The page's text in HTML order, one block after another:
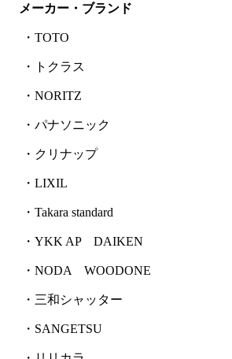
メーカー・ブランド
・TOTO
・トクラス
・NORITZ
・パナソニック
・クリナップ
・LIXIL
・Takara standard
・YKK AP DAIKEN
・NODA WOODONE
・三和シャッター
・SANGETSU